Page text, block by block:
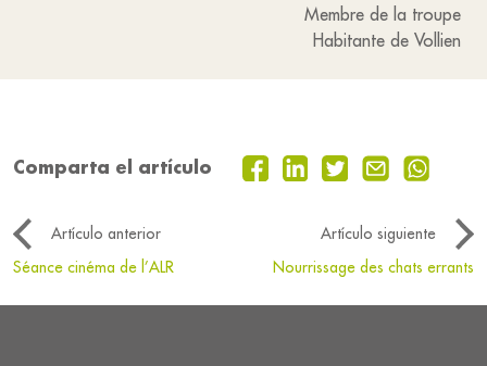
Membre de la troupe
Habitante de Vollien
Comparta el artículo
Artículo anterior
Artículo siguiente
Séance cinéma de l’ALR
Nourrissage des chats errants